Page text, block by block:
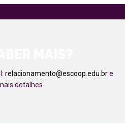
relacionamento@escoop.edu.bre
detalhes.